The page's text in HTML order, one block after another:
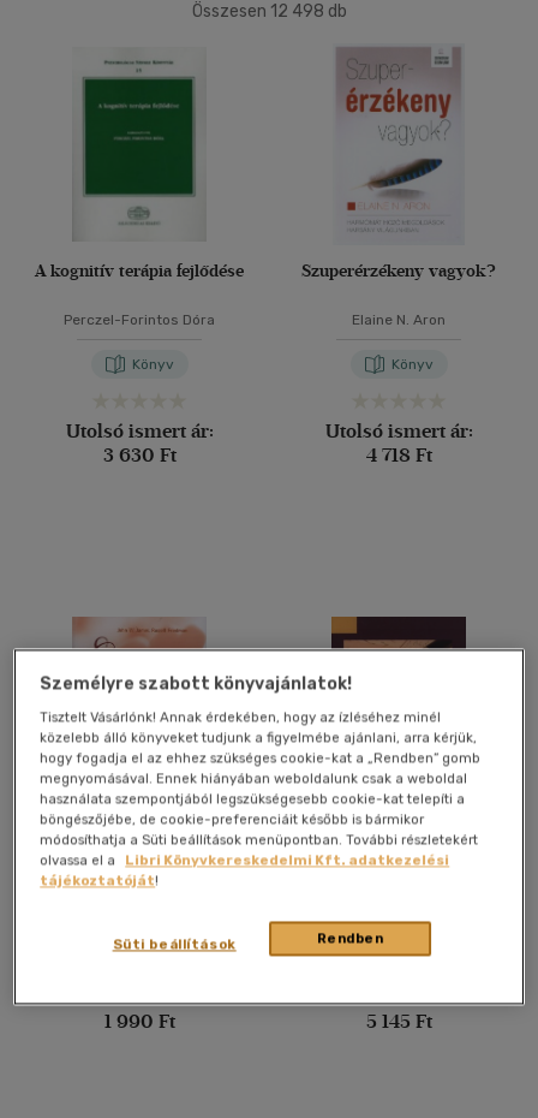
500 Ft alatt(7)
500 Ft - 2500 Ft
Korosztály szerint
Ifjúsági(19)
14 - 18 év (3)
Nyelv szerint
Angol(70)
Francia (1)
Macedon (1)
Német (13)
Portugál(1)
Ukrán(1)
(431)
Összesen 12 498 db
A kognitív terápia fejlődése
Perczel-Forintos Dóra
Könyv
Utolsó ismert ár:
3 630 Ft
Szuperérzékeny vagyok?
Elaine N. Aron
Könyv
Utolsó ismert ár:
4 718 Ft
Gyógyulás a gyászból
Russel Friedman
Utolsó ismert ár:
1 990 Ft
Kézírás és karrier -
Szellemi tőkénk a
Utolsó ismert ár:
5 145 Ft
Személyre szabott könyvajánlatok!
Tisztelt Vásárlónk! Annak érdekében, hogy az ízléséhez minél
közelebb álló könyveket tudjunk a figyelmébe ajánlani, arra kérjük,
hogy fogadja el az ehhez szükséges cookie-kat a „Rendben” gomb
megnyomásával. Ennek hiányában weboldalunk csak a weboldal
használata szempontjából legszükségesebb cookie-kat telepíti a
böngészőjébe, de cookie-preferenciáit később is bármikor
módosíthatja a Süti beállítások menüpontban. További részletekért
olvassa el a
Libri Könyvkereskedelmi Kft. adatkezelési
tájékoztatóját!
Rendben
Süti beállítások